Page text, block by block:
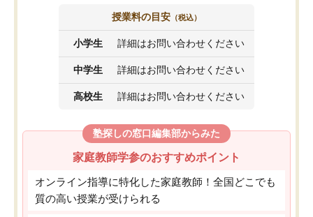
授業料の目安 （税込）
小学生 詳細はお問い合わせください
中学生 詳細はお問い合わせください
高校生 詳細はお問い合わせください
塾探しの窓口編集部からみた
家庭教師学参のおすすめポイント
オンライン指導に特化した家庭教師！全国どこでも
質の高い授業が受けられる